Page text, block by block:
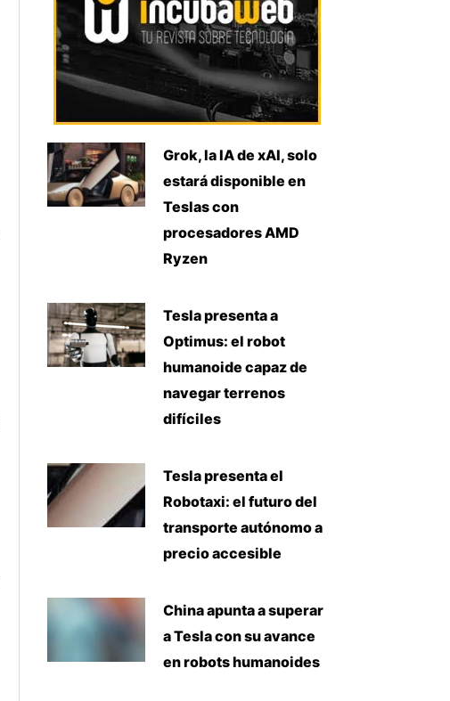
Grok, la IA de xAI, solo
estará disponible en
Teslas con
procesadores AMD
Ryzen
Tesla presenta a
Optimus: el robot
humanoide capaz de
navegar terrenos
difíciles
Tesla presenta el
Robotaxi: el futuro del
transporte autónomo a
precio accesible
China apunta a superar
a Tesla con su avance
en robots humanoides